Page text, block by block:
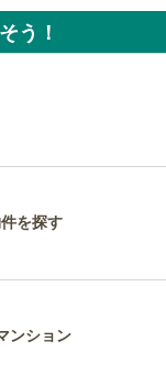
う！
を探す
ンション